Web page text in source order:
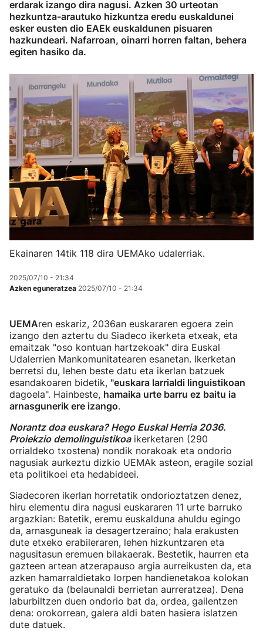
erdarak izango dira nagusi. Azken 30 urteotan
hezkuntza-arautuko hizkuntza eredu euskaldunei
esker eusten dio EAEk euskaldunen pisuaren
hazkundeari. Nafarroan, oinarri horren faltan, behera
egiten hasiko da.
Ekainaren 14tik 118 dira UEMAko udalerriak.
2025/07/10 - 21:34
Azken eguneratzea 2025/07/10 - 21:34
UEMAren eskariz, 2036an euskararen egoera zein
izango den aztertu du Siadeco ikerketa etxeak, eta
emaitzak "oso kontuan hartzekoak" dira Euskal
Udalerrien Mankomunitatearen esanetan. Ikerketan
berretsi du, lehen beste datu eta ikerlan batzuek
esandakoaren bidetik, "euskara larrialdi linguistikoan
dagoela". Hainbeste, hamaika urte barru ez baitu ia
arnasgunerik ere izango.
Norantz doa euskara? Hego Euskal Herria 2036.
Proiekzio demolinguistikoaikerketaren (290
orrialdeko txostena) nondik norakoak eta ondorio
nagusiak aurkeztu dizkio UEMAk asteon, eragile sozial
eta politikoei eta hedabideei.
Siadecoren ikerlan horretatik ondorioztatzen denez,
hiru elementu dira nagusi euskararen 11 urte barruko
argazkian: Batetik, eremu euskalduna ahuldu egingo
da, arnasguneak ia desagertzeraino; hala erakusten
dute etxeko erabileraren, lehen hizkuntzaren eta
nagusitasun eremuen bilakaerak. Bestetik, haurren eta
gazteen artean atzerapauso argia aurreikusten da, eta
azken hamarraldietako lorpen handienetakoa kolokan
geratuko da (belaunaldi berrietan aurreratzea). Dena
laburbiltzen duen ondorio bat da, ordea, gailentzen
dena: orokorrean, galera aldi baten hasiera islatzen
dute datuek.